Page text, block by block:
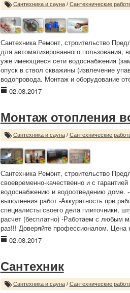
Сантехника и сауна/ Сантехнические
Сантехника Ремонт, строительство
для автоматизированного пользования,
уже имеющиеся сети водоснабжения
опуск в ствол скважины (извлечение
водопровода. Монтаж и оборудование
02.08.2017
Монтаж отопления
Сантехника и сауна/ Сантехнические
Сантехника Ремонт, строительство
своевременно-качественно и с
водоснабжению и водоотведению доме.
выполнения работ -Аккуратность при
специалисты своего дела плиточники,
расчет (бесплатно) -Работаем с любым
раз!!! Доверяйте профессионалом. Цена
02.08.2017
Сантехник
Сантехника и сауна/ Сантехнические